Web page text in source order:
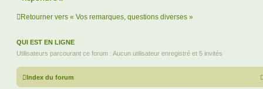
Retourner vers « Vos remarques, questions diverses »
QUI EST EN LIGNE
Utilisateurs parcourant ce forum : Aucun utilisateur enregistré et 5 invités
Index du forum